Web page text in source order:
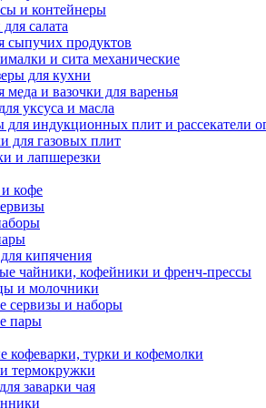
и контейнеры
салата
сыпучих продуктов
и сита механические
для кухни
меда и вазочки для варенья
уксуса и масла
для индукционных плит и рассекатели
для газовых плит
и лапшерезки
кофе
кипячения
чайники, кофейники и френч-прессы
и молочники
сервизы и наборы
пары
кофеварки, турки и кофемолки
термокружки
заварки чая